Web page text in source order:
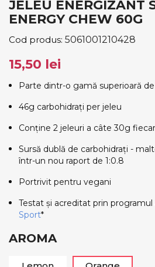
JELEU ENERGIZANT
ENERGY CHEW 60G
Cod produs: 5061001210428
15,50 lei
Parte dintr-o gamă superioară
46g carbohidrați per jeleu
Conține 2 jeleuri a câte 30g
Sursă dublă de carbohidrați -
într-un nou raport de 1:0.8
Portrivit pentru vegani
Testat și acreditat prin
Sport*
AROMA